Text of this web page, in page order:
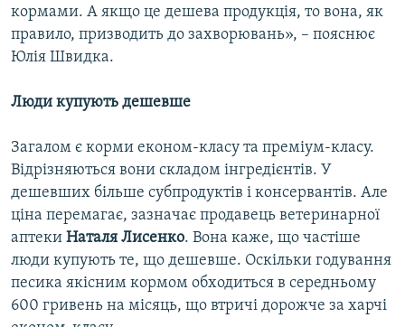
кормами. А якщо це дешева продукція, то вона, як
правило, призводить до захворювань», – пояснює
Юлія Швидка.
Люди купують дешевше
Загалом є корми економ-класу та преміум-класу.
Відрізняються вони складом інгредієнтів. У
дешевших більше субпродуктів і консервантів. Але
ціна перемагає, зазначає продавець ветеринарної
аптеки Наталя Лисенко. Вона каже, що частіше
люди купують те, що дешевше. Оскільки годування
песика якісним кормом обходиться в середньому
600 гривень на місяць, що втричі дорожче за харчі